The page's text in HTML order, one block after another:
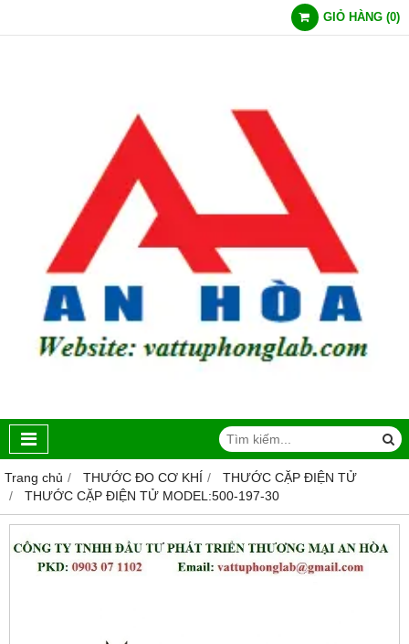
GIỎ HÀNG (0)
Trang chủ THƯỚC ĐO CƠ KHÍ
THƯỚC CẶP ĐIỆN TỬ
THƯỚC CẶP ĐIỆN TỬ MODEL:500-197-30